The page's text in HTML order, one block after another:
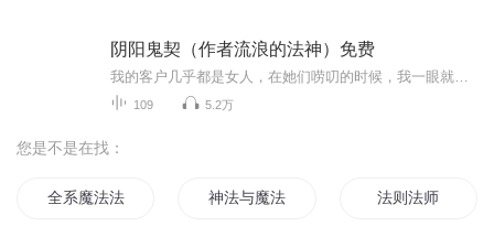
阴阳鬼契（作者流浪的法神）免费
109 5.2万
您是不是在找：
全系魔法法师 神法与魔法 法则法师